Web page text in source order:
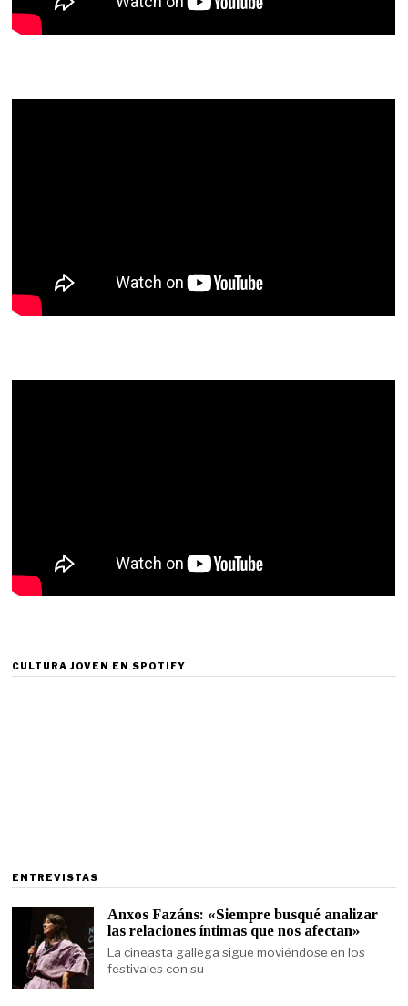
CULTURA JOVEN EN SPOTIFY
ENTREVISTAS
Anxos Fazáns: «Siempre busqué analizar
las relaciones íntimas que nos afectan»
La cineasta gallega sigue moviéndose en los
festivales con su